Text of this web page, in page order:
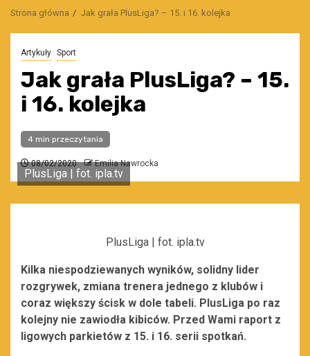
Strona główna Jak grała PlusLiga? – 15. i 16. kolejka
Artykuły Sport
Jak grała PlusLiga? – 15.
i 16. kolejka
4 min przeczytania
08/02/2020 Emilia Nawrocka
PlusLiga | fot. ipla.tv
PlusLiga | fot. ipla.tv
Kilka niespodziewanych wyników, solidny lider
rozgrywek, zmiana trenera jednego z klubów i
coraz większy ścisk w dole tabeli. PlusLiga po raz
kolejny nie zawiodła kibiców. Przed Wami raport z
ligowych parkietów z 15. i 16. serii spotkań.